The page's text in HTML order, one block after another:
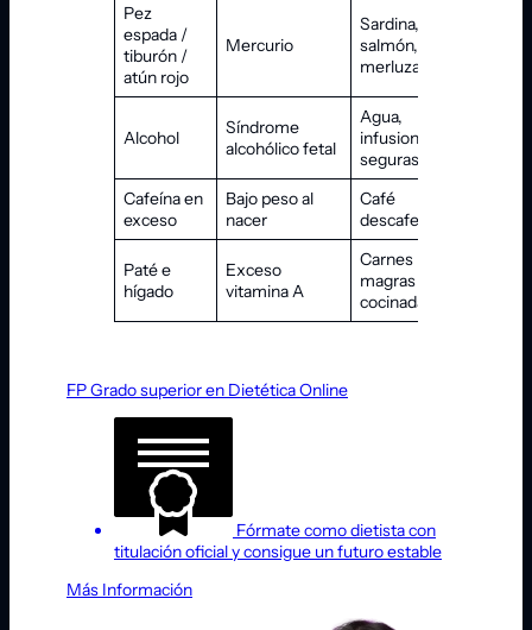
Pez
espada /
tiburón /
atún rojo
Mercurio
Sardina,
salmón,
merluza
Alcohol
Síndrome
alcohólico fetal
Agua,
infusiones
seguras
Cafeína en
exceso
Bajo peso al
nacer
Café
descafeinado
Paté e
hígado
Exceso
vitamina A
Carnes
magras
cocinadas
FP Grado superior en Dietética Online
Fórmate como dietista con
titulación oficial y consigue un futuro estable
Más Información